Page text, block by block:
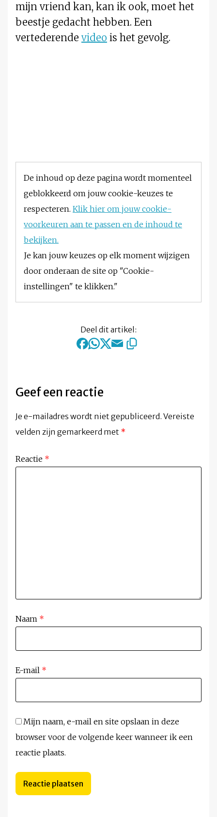
mijn vriend kan, kan ik ook, moet het
beestje gedacht hebben. Een
vertederende video is het gevolg.
De inhoud op deze pagina wordt momenteel
geblokkeerd om jouw cookie-keuzes te
respecteren. Klik hier om jouw cookie-
voorkeuren aan te passen en de inhoud te
bekijken.
Je kan jouw keuzes op elk moment wijzigen
door onderaan de site op "Cookie-
instellingen" te klikken."
Deel dit artikel:
Geef een reactie
Je e-mailadres wordt niet gepubliceerd. Vereiste
velden zijn gemarkeerd met *
Reactie *
Naam *
E-mail *
Mijn naam, e-mail en site opslaan in deze
browser voor de volgende keer wanneer ik een
reactie plaats.